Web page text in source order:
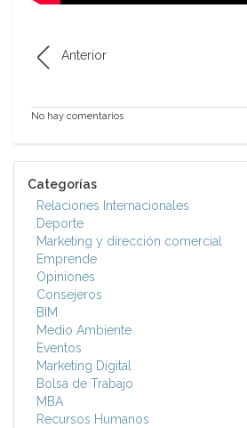
Anterior
No hay comentarios
Categorías
Relaciones Internacionales
Deporte
Marketing y dirección comercial
Emprende
Opiniones
Consejeros
BIM
Medio Ambiente
Eventos
Marketing Digital
Bolsa de Trabajo
MBA
Recursos Humanos